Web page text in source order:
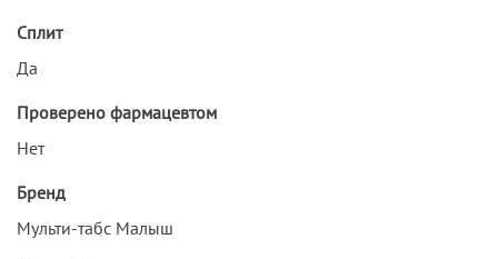
Сплит
Да
Проверено фармацевтом
Нет
Бренд
Мульти-табс Малыш